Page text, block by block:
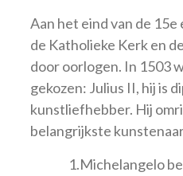
Aan het eind van de
de Katholieke Kerk en
door oorlogen. In 1503
gekozen: Julius II, hij is
kunstliefhebber. Hij
belangrijkste
1.Michelangelo